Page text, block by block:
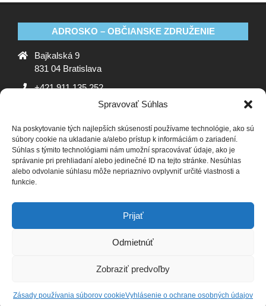
Spravovať Súhlas
Na poskytovanie tých najlepších skúseností používame technológie, ako sú
súbory cookie na ukladanie a/alebo prístup k informáciám o zariadení.
Súhlas s týmito technológiami nám umožní spracovávať údaje, ako je
správanie pri prehliadaní alebo jedinečné ID na tejto stránke. Nesúhlas
alebo odvolanie súhlasu môže nepriaznivo ovplyvniť určité vlastnosti a
funkcie.
Prijať
Odmietnúť
Zobraziť predvoľby
Zásady používania súborov cookieVyhlásenie o ochrane osobných údajov
ADROSKO – OBČIANSKE ZDRUŽENIE
Bajkalská 9
831 04 Bratislava
+421 911 135 252
ADROSKO
Stanovy OZ Ochrana osobných údajov
Zásady
používania súborov cookie (EÚ)
Vyhlásenie o ochrane
osobných údajov (EU)
SLEDUJTE NÁS
WordPress.